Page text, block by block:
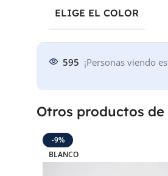
ELIGE EL COLOR
595 ¡Personas viendo
Otros productos
-9%
BLANCO